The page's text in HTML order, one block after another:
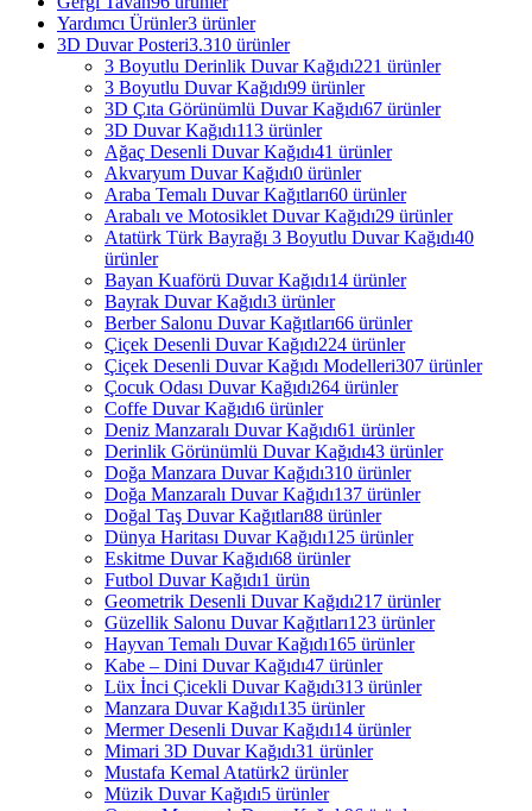
Yardımcı Ürünler3 ürünler
3D Duvar Posteri3.310 ürünler
3 Boyutlu Derinlik Duvar Kağıdı221 ürünler
3 Boyutlu Duvar Kağıdı99 ürünler
3D Çıta Görünümlü Duvar Kağıdı67 ürünler
3D Duvar Kağıdı113 ürünler
Ağaç Desenli Duvar Kağıdı41 ürünler
Akvaryum Duvar Kağıdı0 ürünler
Araba Temalı Duvar Kağıtları60 ürünler
Arabalı ve Motosiklet Duvar Kağıdı29 ürünler
Atatürk Türk Bayrağı 3 Boyutlu Duvar Kağıdı40
ürünler
Bayan Kuaförü Duvar Kağıdı14 ürünler
Bayrak Duvar Kağıdı3 ürünler
Berber Salonu Duvar Kağıtları66 ürünler
Çiçek Desenli Duvar Kağıdı224 ürünler
Çiçek Desenli Duvar Kağıdı Modelleri307 ürünler
Çocuk Odası Duvar Kağıdı264 ürünler
Coffe Duvar Kağıdı6 ürünler
Deniz Manzaralı Duvar Kağıdı61 ürünler
Derinlik Görünümlü Duvar Kağıdı43 ürünler
Doğa Manzara Duvar Kağıdı310 ürünler
Doğa Manzaralı Duvar Kağıdı137 ürünler
Doğal Taş Duvar Kağıtları88 ürünler
Dünya Haritası Duvar Kağıdı125 ürünler
Eskitme Duvar Kağıdı68 ürünler
Futbol Duvar Kağıdı1 ürün
Geometrik Desenli Duvar Kağıdı217 ürünler
Güzellik Salonu Duvar Kağıtları123 ürünler
Hayvan Temalı Duvar Kağıdı165 ürünler
Kabe – Dini Duvar Kağıdı47 ürünler
Lüx İnci Çicekli Duvar Kağıdı313 ürünler
Manzara Duvar Kağıdı135 ürünler
Mermer Desenli Duvar Kağıdı14 ürünler
Mimari 3D Duvar Kağıdı31 ürünler
Mustafa Kemal Atatürk2 ürünler
Müzik Duvar Kağıdı5 ürünler